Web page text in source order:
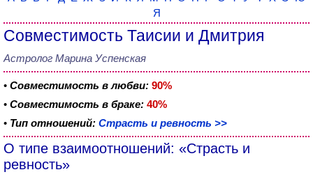
Я
Совместимость Таисии и Дмитрия
Астролог Марина Успенская
• Совместимость в любви: 90%
• Совместимость в браке: 40%
• Тип отношений: Страсть и ревность >>
О типе взаимоотношений: «Страсть и
ревность»